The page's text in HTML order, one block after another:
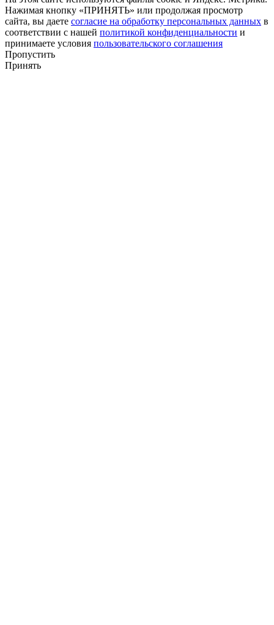
Нажимая кнопку «ПРИНЯТЬ» или продолжая просмотр
сайта, вы даете согласие на обработку персональных данных в
соответствии с нашей политикой конфиденциальности и
принимаете условия пользовательского соглашения
Пропустить
Принять